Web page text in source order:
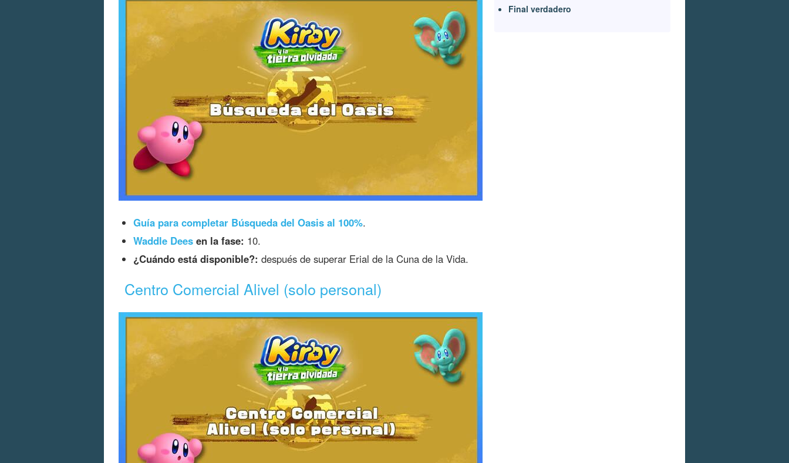
Guía para completar Búsqueda del Oasis al 100%.
Waddle Dees en la fase: 10.
¿Cuándo está disponible?: después de superar Erial de la Cuna de la Vida.
Centro Comercial Alivel (solo personal)
Final verdadero